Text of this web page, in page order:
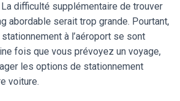
difficulté supplémentaire de trouver
abordable serait trop grande. Pourtant,
à l’aéroport se sont
fois que vous prévoyez un voyage,
les options de stationnement
voiture.